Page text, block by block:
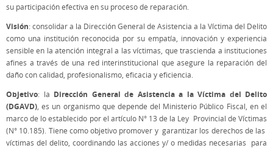
su participación efectiva en su proceso de reparación.
Visión: consolidar a la Dirección General de Asistencia a la Víctima del Delito
como una institución reconocida por su empatía, innovación y experiencia
sensible en la atención integral a las víctimas, que trascienda a instituciones
afines a través de una red interinstitucional que asegure la reparación del
daño con calidad, profesionalismo, eficacia y eficiencia.
Objetivo: la Dirección General de Asistencia a la Víctima del Delito
(DGAVD) , es un organismo que depende del Ministerio Público Fiscal, en el
marco de lo establecido por el artículo N° 13 de la Ley Provincial de Víctimas
(N° 10.185). Tiene como objetivo promover y garantizar los derechos de las
víctimas del delito, coordinando las acciones y/ o medidas necesarias para